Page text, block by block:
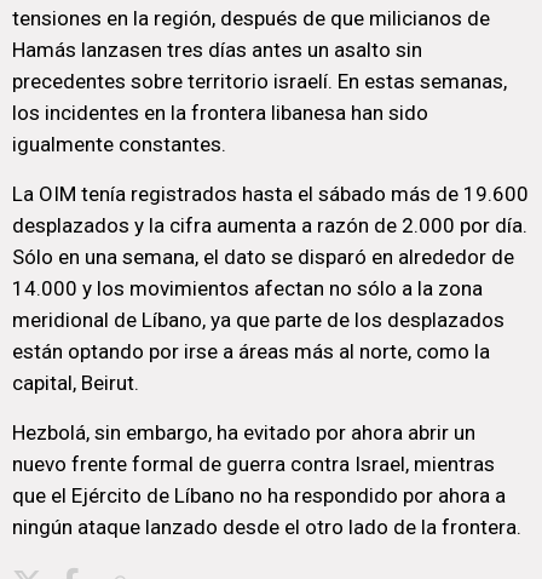
tensiones en la región, después de que milicianos de
Hamás lanzasen tres días antes un asalto sin
precedentes sobre territorio israelí. En estas semanas,
los incidentes en la frontera libanesa han sido
igualmente constantes.
La OIM tenía registrados hasta el sábado más de 19.600
desplazados y la cifra aumenta a razón de 2.000 por día.
Sólo en una semana, el dato se disparó en alrededor de
14.000 y los movimientos afectan no sólo a la zona
meridional de Líbano, ya que parte de los desplazados
están optando por irse a áreas más al norte, como la
capital, Beirut.
Hezbolá, sin embargo, ha evitado por ahora abrir un
nuevo frente formal de guerra contra Israel, mientras
que el Ejército de Líbano no ha respondido por ahora a
ningún ataque lanzado desde el otro lado de la frontera.